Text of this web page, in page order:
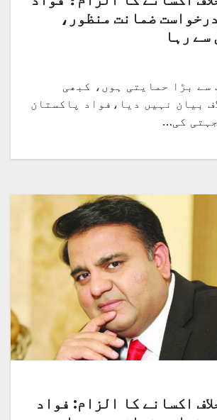
ضمانت منظور،
سے رہا
سے بڑا حمایتی ہوں، کبھی
بیان نہیں دیا،فواد پاکستان
کی…
اکسانے کا الزام: فواد